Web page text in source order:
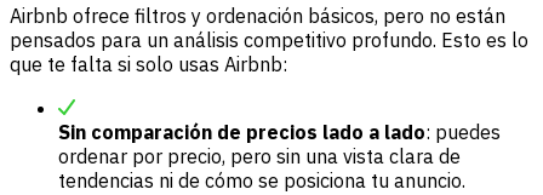
Airbnb ofrece filtros y ordenación básicos, pero no están
pensados para un análisis competitivo profundo. Esto es lo
que te falta si solo usas Airbnb:
Sin comparación de precios lado a lado: puedes
ordenar por precio, pero sin una vista clara de
tendencias ni de cómo se posiciona tu anuncio.